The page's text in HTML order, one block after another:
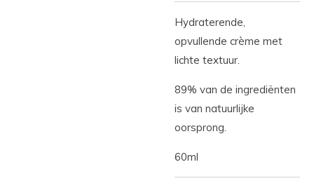
Hydraterende,
opvullende crème met
lichte textuur.
89% van de ingrediënten
is van natuurlijke
oorsprong.
60ml